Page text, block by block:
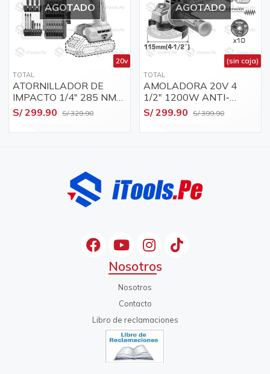
AGOTADO
20v
TOTAL
ATORNILLADOR DE
IMPACTO 1/4" 285 NM
BRUSHLESS
BARETOOLS + SET DE
S/ 299.90 S/ 329.90
AGOTADO
(sin caja)
TOTAL
AMOLADORA 20V 4
1/2" 1200W ANTI-
VIBRACION BARETOOLS
+ ACCESORIOS (SIN
S/ 299.90 S/ 399.90
Nosotros
Nosotros
Contacto
Libro de reclamaciones